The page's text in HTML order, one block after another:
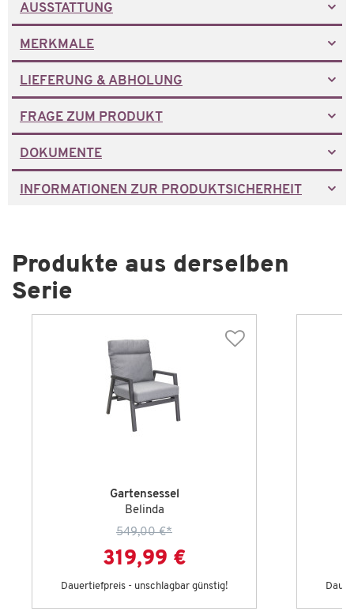
AUSSTATTUNG
MERKMALE
LIEFERUNG & ABHOLUNG
FRAGE ZUM PRODUKT
DOKUMENTE
INFORMATIONEN ZUR PRODUKTSICHERHEIT
Produkte aus derselben
Serie
Gartensessel
Belinda
549,00 €*
319,99 €
Dauertiefpreis - unschlagbar günstig!